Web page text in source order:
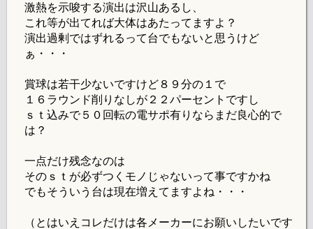
激熱を示唆する演出は沢山あるし、
これ等が出てれば大体はあたってますよ？
演出過剰ではずれるって台でもないと思うけど
ぁ・・・
賞球は若干少ないですけど８９分の１で
１６ラウンド削りなしが２２パーセントですし
ｓｔ込みで５０回転の電サポ有りならまだ良心的で
は？
一点だけ残念なのは
そのｓｔが必ずつくモノじゃないって事ですかね
でもそういう台は現在増えてますよね・・・
（とはいえコレだけは各メーカーにお願いしたいです